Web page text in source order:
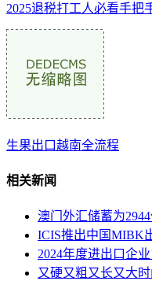
2025退税打工人必看手把
生果出口越南全流程
相关新闻
澳门外汇储蓄为
ICIS推出中国MIBK
2024年度进出口企
又硬又粗又长又大